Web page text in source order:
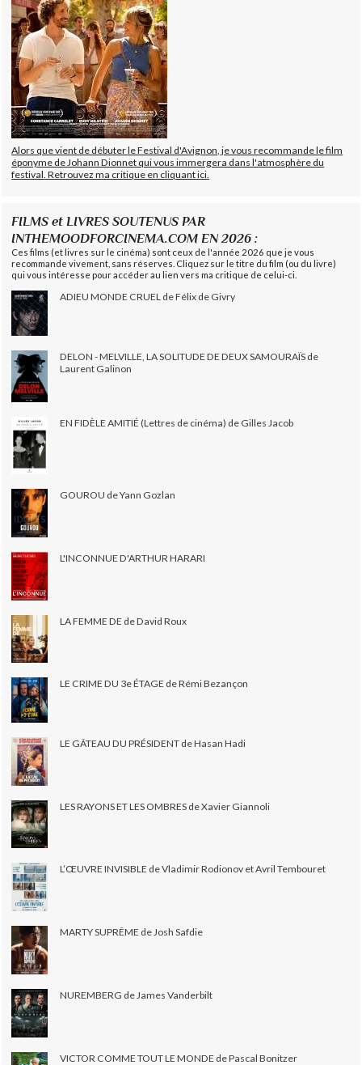
Alors que vient de débuter le Festival d'Avignon, je vous recommande le film
éponyme de Johann Dionnet qui vous immergera dans l'atmosphère du
festival. Retrouvez ma critique en cliquant ici.
FILMS et LIVRES SOUTENUS PAR
INTHEMOODFORCINEMA.COM EN 2026 :
Ces films (et livres sur le cinéma) sont ceux de l'année 2026 que je vous
recommande vivement, sans réserves. Cliquez sur le titre du film (ou du livre)
qui vous intéresse pour accéder au lien vers ma critique de celui-ci.
ADIEU MONDE CRUEL de Félix de Givry
DELON - MELVILLE, LA SOLITUDE DE DEUX SAMOURAÏS de
Laurent Galinon
EN FIDÈLE AMITIÉ (Lettres de cinéma) de Gilles Jacob
GOUROU de Yann Gozlan
L'INCONNUE D'ARTHUR HARARI
LA FEMME DE de David Roux
LE CRIME DU 3e ÉTAGE de Rémi Bezançon
LE GÂTEAU DU PRÉSIDENT de Hasan Hadi
LES RAYONS ET LES OMBRES de Xavier Giannoli
L’ŒUVRE INVISIBLE de Vladimir Rodionov et Avril Tembouret
MARTY SUPRÊME de Josh Safdie
NUREMBERG de James Vanderbilt
VICTOR COMME TOUT LE MONDE de Pascal Bonitzer